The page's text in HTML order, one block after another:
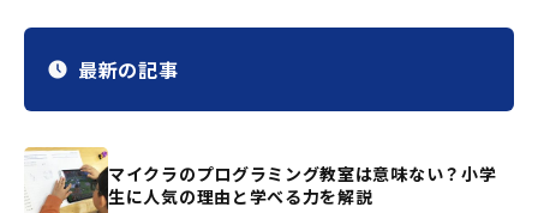
最新の記事
マイクラのプログラミング教室は意味ない？小学
生に人気の理由と学べる力を解説